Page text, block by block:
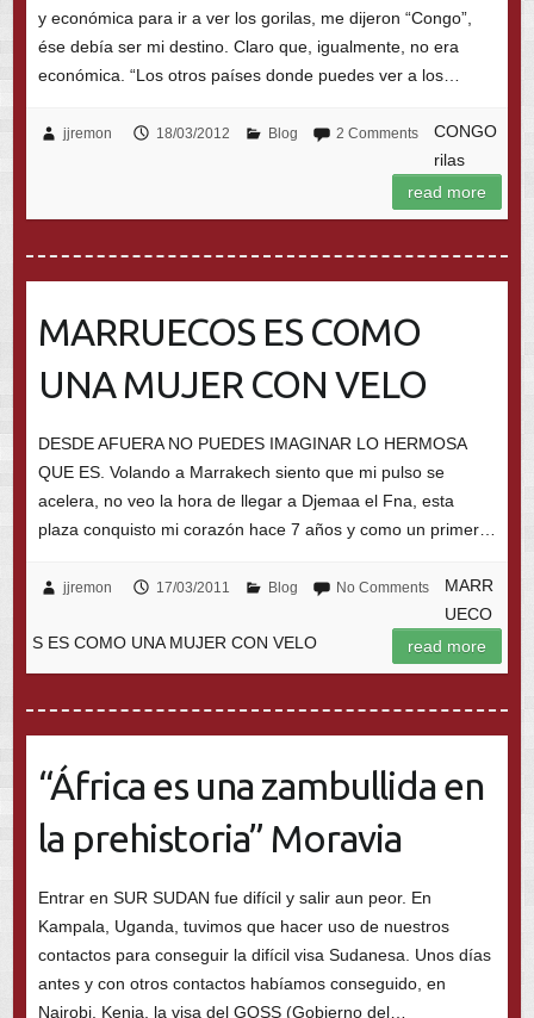
y económica para ir a ver los gorilas, me dijeron “Congo”,
ése debía ser mi destino. Claro que, igualmente, no era
económica. “Los otros países donde puedes ver a los…
jjremon 18/03/2012 Blog 2 Comments
CONGO
rilas
read more
MARRUECOS ES COMO
UNA MUJER CON VELO
DESDE AFUERA NO PUEDES IMAGINAR LO HERMOSA
QUE ES. Volando a Marrakech siento que mi pulso se
acelera, no veo la hora de llegar a Djemaa el Fna, esta
plaza conquisto mi corazón hace 7 años y como un primer…
jjremon 17/03/2011 Blog No Comments
MARR
UECO
S ES COMO UNA MUJER CON VELO
read more
“África es una zambullida en
la prehistoria” Moravia
Entrar en SUR SUDAN fue difícil y salir aun peor. En
Kampala, Uganda, tuvimos que hacer uso de nuestros
contactos para conseguir la difícil visa Sudanesa. Unos días
antes y con otros contactos habíamos conseguido, en
Nairobi, Kenia, la visa del GOSS (Gobierno del…